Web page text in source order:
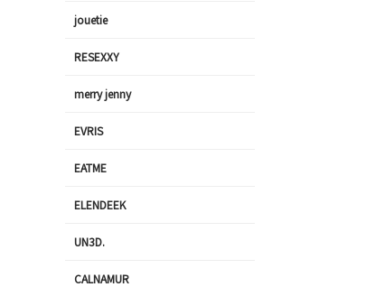
jouetie
RESEXXY
merry jenny
EVRIS
EATME
ELENDEEK
UN3D.
CALNAMUR